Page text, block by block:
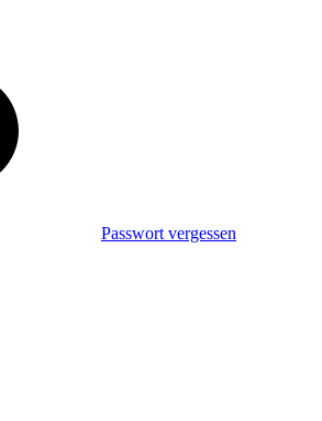
Passwort vergessen